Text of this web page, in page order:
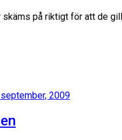
skäms på riktigt för att de
2009